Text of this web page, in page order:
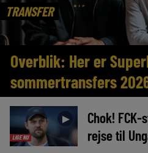
TRANSFER
Overblik: Her er
sommertransfers
LIGE NU
►
Chok!
rejse til